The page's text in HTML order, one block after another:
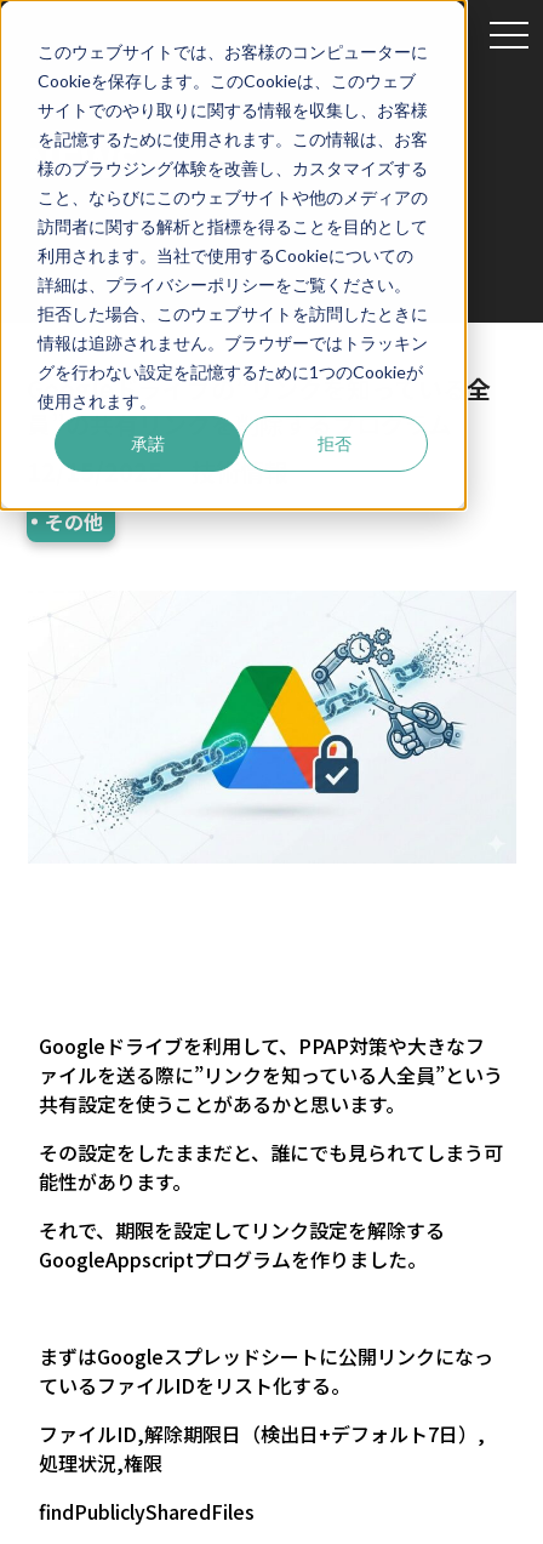
このウェブサイトでは、お客様のコンピューターに
Cookieを保存します。このCookieは、このウェブ
サイトでのやり取りに関する情報を収集し、お客様
を記憶するために使用されます。この情報は、お客
様のブラウジング体験を改善し、カスタマイズする
こと、ならびにこのウェブサイトや他のメディアの
訪問者に関する解析と指標を得ることを目的として
利用されます。当社で使用するCookieについての
詳細は、プライバシーポリシーをご覧ください。
拒否した場合、このウェブサイトを訪問したときに
情報は追跡されません。ブラウザーではトラッキン
グを行わない設定を記憶するために1つのCookieが
使用されます。
承諾 拒否
NEWS
Googleドライブの”リンクを知っている全
員”の共有リンクを削除するプログラム
12/15/2025
技術情報
その他
Googleドライブを利用して、PPAP対策や大きなフ
ァイルを送る際に”リンクを知っている人全員”という
共有設定を使うことがあるかと思います。
その設定をしたままだと、誰にでも見られてしまう可
能性があります。
それで、期限を設定してリンク設定を解除する
GoogleAppscriptプログラムを作りました。
まずはGoogleスプレッドシートに公開リンクになっ
ているファイルIDをリスト化する。
ファイルID,解除期限日（検出日+デフォルト7日）,
処理状況,権限
findPubliclySharedFiles